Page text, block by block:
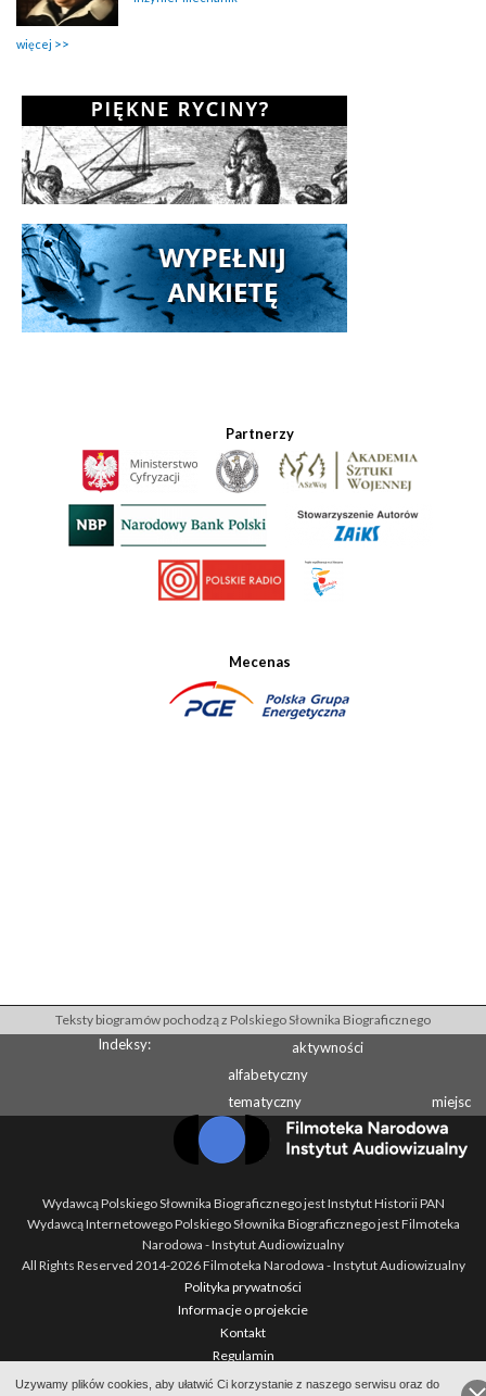
więcej
Partnerzy
Mecenas
Uzywamy plików cookies, aby ułatwić Ci korzystanie z naszego serwisu oraz do
Teksty biogramów pochodzą z Polskiego Słownika Biograficznego
Indeksy:
aktywności
alfabetyczny
tematyczny
miejsc
Wydawcą Polskiego Słownika Biograficznego jest Instytut Historii PAN
Wydawcą Internetowego Polskiego Słownika Biograficznego jest Filmoteka
Narodowa - Instytut Audiowizualny
All Rights Reserved 2014-2026Filmoteka Narodowa - Instytut Audiowizualny
Polityka prywatności
Informacje o projekcie
Kontakt
Regulamin
Mapa strony